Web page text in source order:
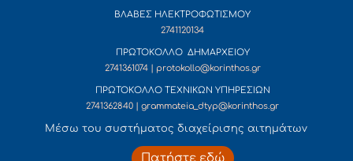
ΒΛΑΒΕΣ ΗΛΕΚΤΡΟΦΩΤΙΣΜΟΥ
2741120134
ΠΡΩΤΟΚΟΛΛΟ ΔΗΜΑΡΧΕΙΟΥ
2741361074 | protokollo@korinthos.gr
ΠΡΩΤΟΚΟΛΛΟ ΤΕΧΝΙΚΩΝ ΥΠΗΡΕΣΙΩΝ
2741362840 | grammateia_dtyp@korinthos.gr
Mέσω του συστήματος διαχείρισης αιτημάτων